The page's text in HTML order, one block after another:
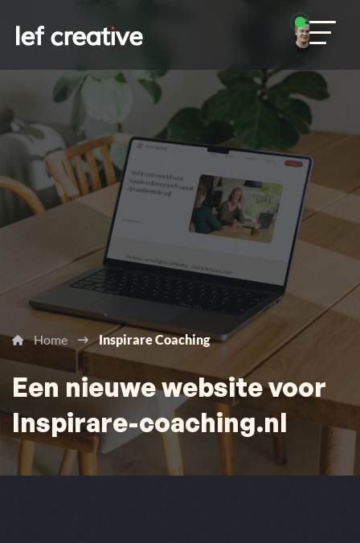
Home Inspirare Coaching
Een nieuwe website voor
Inspirare-coaching.nl